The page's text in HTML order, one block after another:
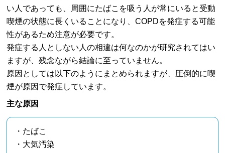
い人であっても、周囲にたばこを吸う人が常にいると受動
喫煙の状態に長くいることになり、COPDを発症する可能
性があるため注意が必要です。
発症する人としない人の相違は何なのかが研究されてはい
ますが、残念ながら結論に至っていません。
原因としては以下のようにまとめられますが、圧倒的に喫
煙が原因で発症しています。
主な原因
・たばこ
・大気汚染